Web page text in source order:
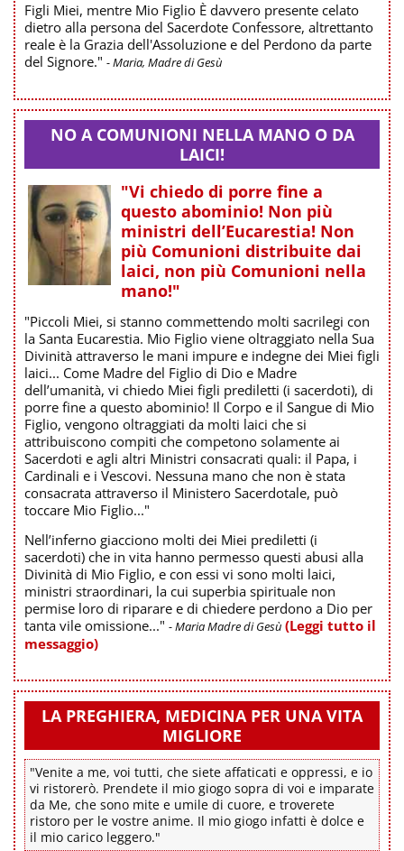
Figli Miei, mentre Mio Figlio È davvero presente celato
dietro alla persona del Sacerdote Confessore, altrettanto
reale è la Grazia dell'Assoluzione e del Perdono da parte
del Signore." - Maria, Madre di Gesù
NO A COMUNIONI NELLA MANO O DA
LAICI!
"Vi chiedo di porre fine a
questo abominio! Non più
ministri dell’Eucarestia! Non
più Comunioni distribuite dai
laici, non più Comunioni nella
mano!"
"Piccoli Miei, si stanno commettendo molti sacrilegi con
la Santa Eucarestia. Mio Figlio viene oltraggiato nella Sua
Divinità attraverso le mani impure e indegne dei Miei figli
laici... Come Madre del Figlio di Dio e Madre
dell’umanità, vi chiedo Miei figli prediletti (i sacerdoti), di
porre fine a questo abominio! Il Corpo e il Sangue di Mio
Figlio, vengono oltraggiati da molti laici che si
attribuiscono compiti che competono solamente ai
Sacerdoti e agli altri Ministri consacrati quali: il Papa, i
Cardinali e i Vescovi. Nessuna mano che non è stata
consacrata attraverso il Ministero Sacerdotale, può
toccare Mio Figlio..."
Nell’inferno giacciono molti dei Miei prediletti (i
sacerdoti) che in vita hanno permesso questi abusi alla
Divinità di Mio Figlio, e con essi vi sono molti laici,
ministri straordinari, la cui superbia spirituale non
permise loro di riparare e di chiedere perdono a Dio per
tanta vile omissione..." - Maria Madre di Gesù (Leggi tutto il
messaggio)
LA PREGHIERA, MEDICINA PER UNA VITA
MIGLIORE
"Venite a me, voi tutti, che siete affaticati e oppressi, e io
vi ristorerò. Prendete il mio giogo sopra di voi e imparate
da Me, che sono mite e umile di cuore, e troverete
ristoro per le vostre anime. Il mio giogo infatti è dolce e
il mio carico leggero."